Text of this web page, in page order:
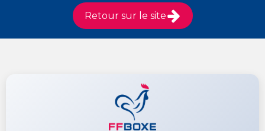
Retour sur le site